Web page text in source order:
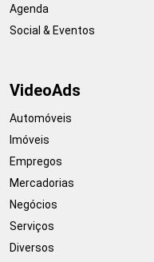
Agenda
Social & Eventos
VideoAds
Automóveis
Imóveis
Empregos
Mercadorias
Negócios
Serviços
Diversos